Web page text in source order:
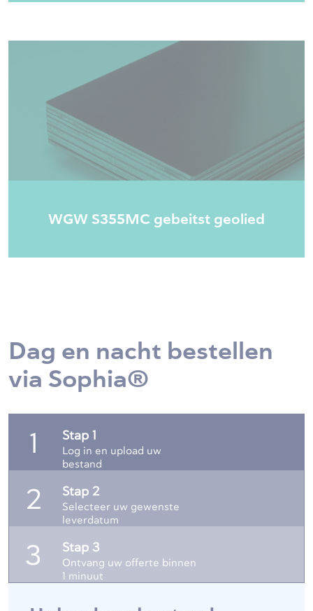
WGW S355MC gebeitst geolied
Dag en nacht bestellen
via Sophia®
1 Stap 1
Log in en upload uw
bestand
2 Stap 2
Selecteer uw gewenste
leverdatum
3 Stap 3
Ontvang uw offerte binnen
1 minuut